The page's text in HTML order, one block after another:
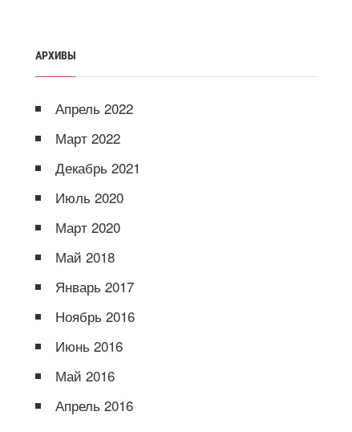
АРХИВЫ
Апрель 2022
Март 2022
Декабрь 2021
Июль 2020
Март 2020
Май 2018
Январь 2017
Ноябрь 2016
Июнь 2016
Май 2016
Апрель 2016